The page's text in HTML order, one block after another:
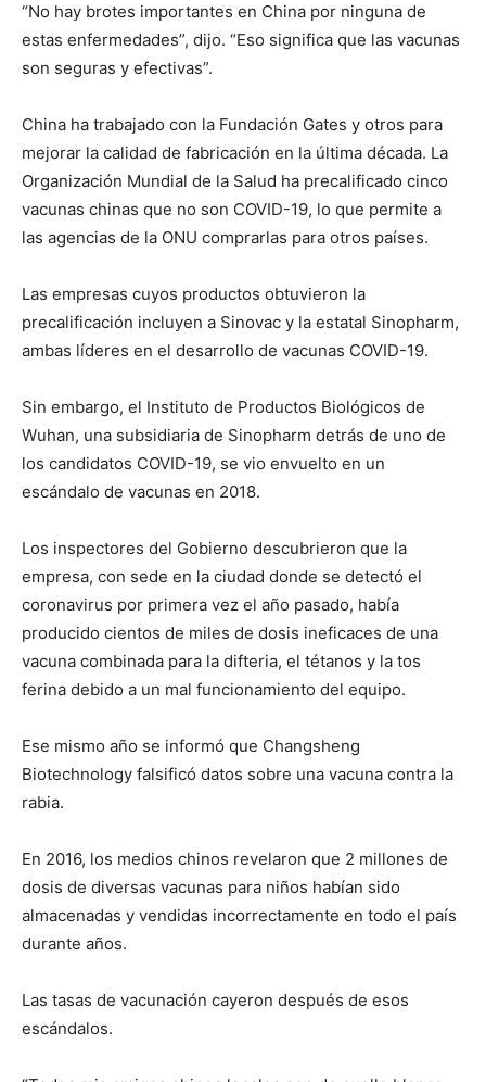
“No hay brotes importantes en China por ninguna de
estas enfermedades”, dijo. “Eso significa que las vacunas
son seguras y efectivas”.
China ha trabajado con la Fundación Gates y otros para
mejorar la calidad de fabricación en la última década. La
Organización Mundial de la Salud ha precalificado cinco
vacunas chinas que no son COVID-19, lo que permite a
las agencias de la ONU comprarlas para otros países.
Las empresas cuyos productos obtuvieron la
precalificación incluyen a Sinovac y la estatal Sinopharm,
ambas líderes en el desarrollo de vacunas COVID-19.
Sin embargo, el Instituto de Productos Biológicos de
Wuhan, una subsidiaria de Sinopharm detrás de uno de
los candidatos COVID-19, se vio envuelto en un
escándalo de vacunas en 2018.
Los inspectores del Gobierno descubrieron que la
empresa, con sede en la ciudad donde se detectó el
coronavirus por primera vez el año pasado, había
producido cientos de miles de dosis ineficaces de una
vacuna combinada para la difteria, el tétanos y la tos
ferina debido a un mal funcionamiento del equipo.
Ese mismo año se informó que Changsheng
Biotechnology falsificó datos sobre una vacuna contra la
rabia.
En 2016, los medios chinos revelaron que 2 millones de
dosis de diversas vacunas para niños habían sido
almacenadas y vendidas incorrectamente en todo el país
durante años.
Las tasas de vacunación cayeron después de esos
escándalos.